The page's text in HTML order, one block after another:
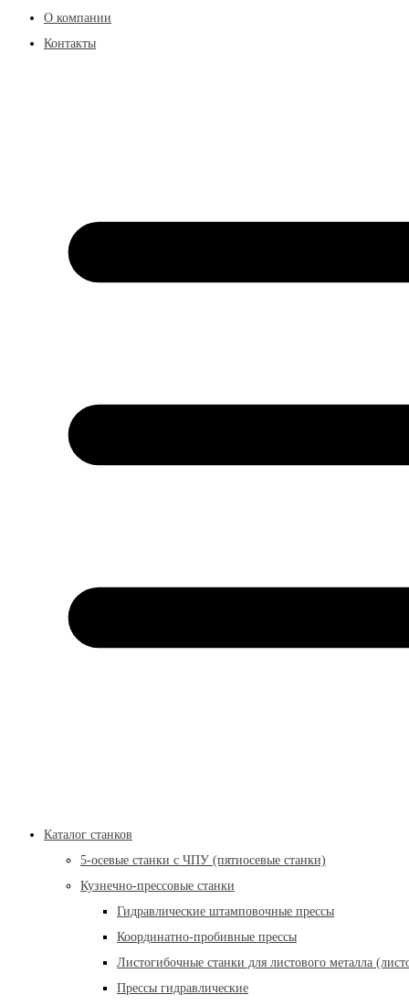
О компании
Контакты
Каталог станков
5-осевые станки с ЧПУ (пятиосевые станки)
Кузнечно-прессовые станки
Гидравлические штамповочные прессы
Координатно-пробивные прессы
Листогибочные станки для листового металла
Прессы гидравлические